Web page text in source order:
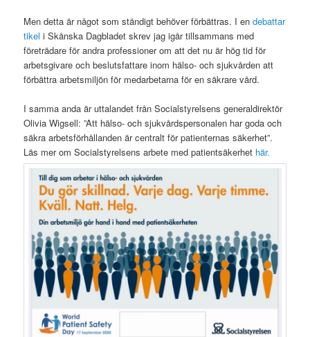
Men detta är något som ständigt behöver förbättras. I endebattar
tikel i Skånska Dagbladet skrev jag igår tillsammans med
företrädare för andra professioner om att det nu är hög tid för
arbetsgivare och beslutsfattare inom hälso- och sjukvården att
förbättra arbetsmiljön för medarbetarna för en säkrare vård.
I samma anda är uttalandet från Socialstyrelsens generaldirektör
Olivia Wigsell: ”Att hälso- och sjukvårdspersonalen har goda och
säkra arbetsförhållanden är centralt för patienternas säkerhet”.
Läs mer om Socialstyrelsens arbete med patientsäkerhet här.